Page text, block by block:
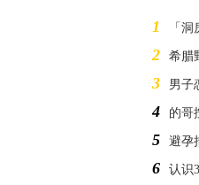
1 「
2 希腊
3 男子
4 的哥
5 避孕
6 认识